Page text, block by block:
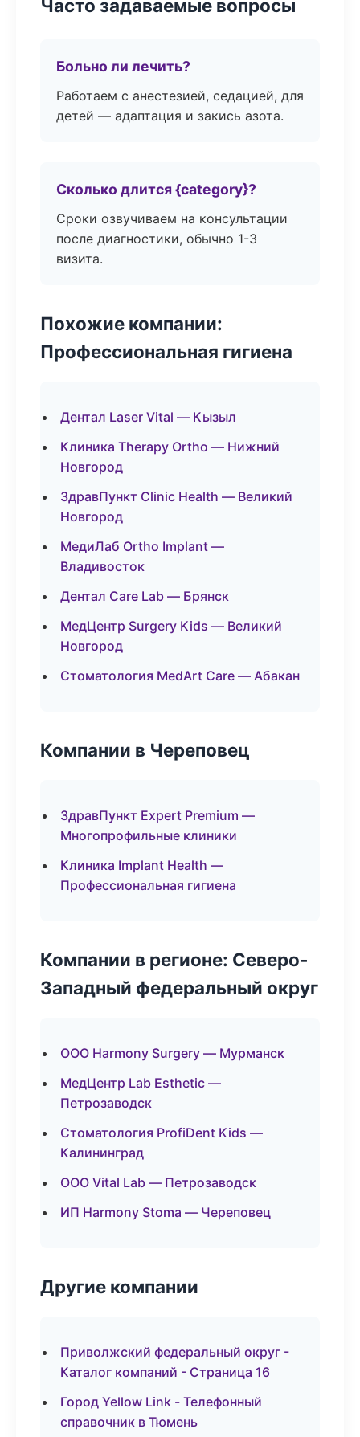
Часто задаваемые вопросы
Больно ли лечить?
Работаем с анестезией, седацией, для
детей — адаптация и закись азота.
Сколько длится {category}?
Сроки озвучиваем на консультации
после диагностики, обычно 1-3
визита.
Похожие компании:
Профессиональная гигиена
Дентал Laser Vital — Кызыл
Клиника Therapy Ortho — Нижний
Новгород
ЗдравПункт Clinic Health — Великий
Новгород
МедиЛаб Ortho Implant —
Владивосток
Дентал Care Lab — Брянск
МедЦентр Surgery Kids — Великий
Новгород
Стоматология MedArt Care — Абакан
Компании в Череповец
ЗдравПункт Expert Premium —
Многопрофильные клиники
Клиника Implant Health —
Профессиональная гигиена
Компании в регионе: Северо-
Западный федеральный округ
ООО Harmony Surgery — Мурманск
МедЦентр Lab Esthetic —
Петрозаводск
Стоматология ProfiDent Kids —
Калининград
ООО Vital Lab — Петрозаводск
ИП Harmony Stoma — Череповец
Другие компании
Приволжский федеральный округ -
Каталог компаний - Страница 16
Город Yellow Link - Телефонный
справочник в Тюмень